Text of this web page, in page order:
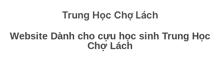
Trung Học Chợ Lách
Website Dành cho cựu học sinh Trung Học
Chợ Lách